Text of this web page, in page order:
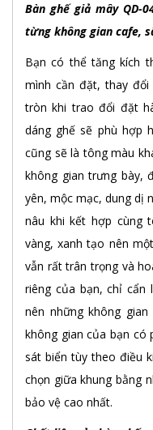
Bàn ghế giả mây QD-
từng không gian cafe,
Bạn có thể tăng kích
mình cần đặt, thay
tròn khi trao đổi đặt
dáng ghế sẽ phù hợp
cũng sẽ là tông màu
không gian trưng bày,
yên, mộc mạc, dung dị
nâu khi kết hợp cùng
vàng, xanh tạo nên
vẫn rất trân trọng và
riêng của bạn, chỉ
nên những không
không gian của bạn có
sát biển tùy theo điều
chọn giữa khung bằng
bảo vệ cao nhất.